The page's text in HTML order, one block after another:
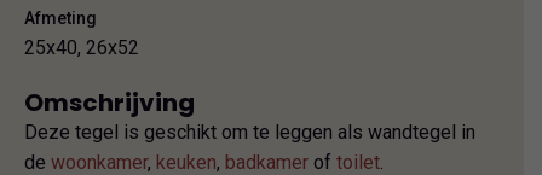
Afmeting
25x40, 26x52
Omschrijving
Deze tegel is geschikt om te leggen als wandtegel in
de woonkamer, keuken, badkamer of toilet